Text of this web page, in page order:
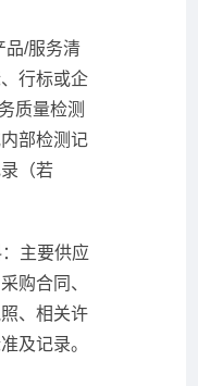
品/服务清
行标或企
质量检测
部检测记
（若
主要供应
购合同、
、相关许
及记录。